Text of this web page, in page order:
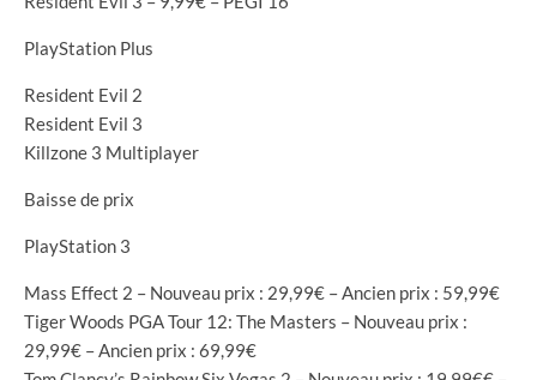
PlayStation Plus
Resident Evil 2
Resident Evil 3
Killzone 3 Multiplayer
Baisse de prix
PlayStation 3
Mass Effect 2 – Nouveau prix : 29,99€ – Ancien prix : 59,99€
Tiger Woods PGA Tour 12: The Masters – Nouveau prix :
29,99€ – Ancien prix : 69,99€